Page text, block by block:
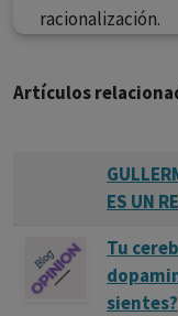
racionalización.
Artículos
ES UN
Tu
sientes?